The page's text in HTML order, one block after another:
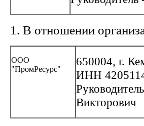
1. В отношении
ООО
"ПромРесурс"
650004, г.
ИНН
Викторович